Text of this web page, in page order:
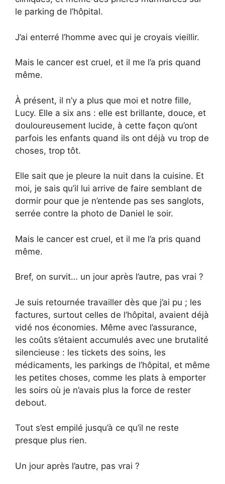
le parking de l’hôpital.
J’ai enterré l’homme avec qui je croyais vieillir.
Mais le cancer est cruel, et il me l’a pris quand
même.
À présent, il n’y a plus que moi et notre fille,
Lucy. Elle a six ans : elle est brillante, douce, et
douloureusement lucide, à cette façon qu’ont
parfois les enfants quand ils ont déjà vu trop de
choses, trop tôt.
Elle sait que je pleure la nuit dans la cuisine. Et
moi, je sais qu’il lui arrive de faire semblant de
dormir pour que je n’entende pas ses sanglots,
serrée contre la photo de Daniel le soir.
Mais le cancer est cruel, et il me l’a pris quand
même.
Bref, on survit… un jour après l’autre, pas vrai ?
Je suis retournée travailler dès que j’ai pu ; les
factures, surtout celles de l’hôpital, avaient déjà
vidé nos économies. Même avec l’assurance,
les coûts s’étaient accumulés avec une brutalité
silencieuse : les tickets des soins, les
médicaments, les parkings de l’hôpital, et même
les petites choses, comme les plats à emporter
les soirs où je n’avais plus la force de rester
debout.
Tout s’est empilé jusqu’à ce qu’il ne reste
presque plus rien.
Un jour après l’autre, pas vrai ?